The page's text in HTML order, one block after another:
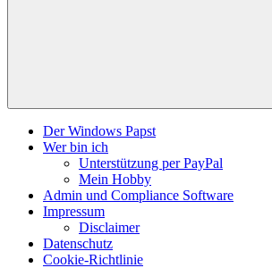
Der Windows Papst
Wer bin ich
Unterstützung per PayPal
Mein Hobby
Admin und Compliance Software
Impressum
Disclaimer
Datenschutz
Cookie-Richtlinie